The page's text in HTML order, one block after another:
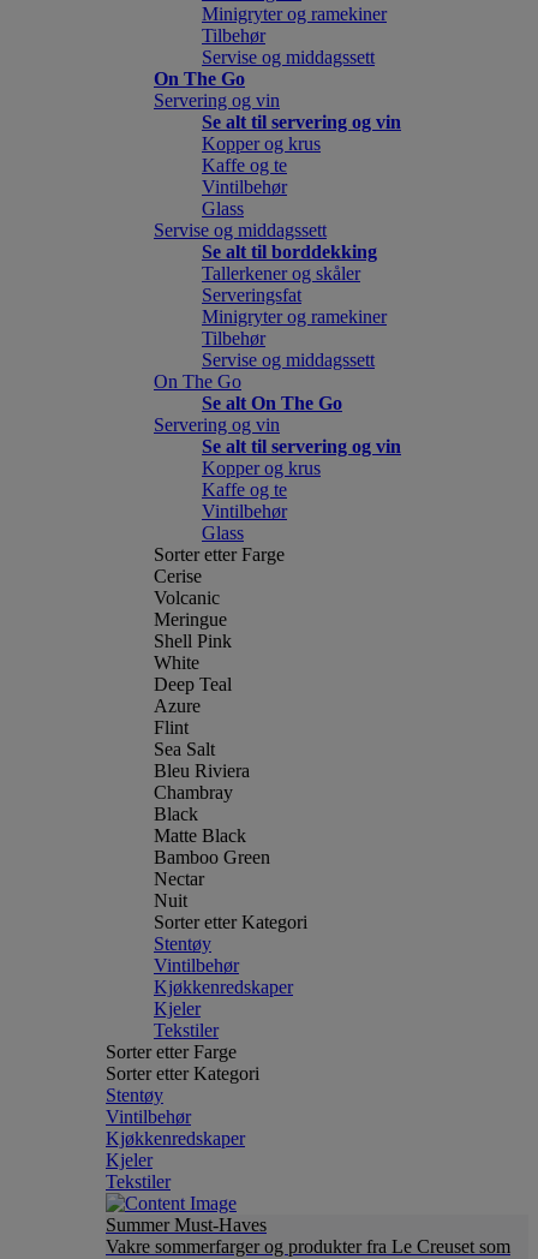
Minigryter og ramekiner
Tilbehør
Servise og middagssett
On The Go
Servering og vin
Se alt til servering og vin
Kopper og krus
Kaffe og te
Vintilbehør
Glass
Servise og middagssett
Se alt til borddekking
Tallerkener og skåler
Serveringsfat
Minigryter og ramekiner
Tilbehør
Servise og middagssett
On The Go
Se alt On The Go
Servering og vin
Se alt til servering og vin
Kopper og krus
Kaffe og te
Vintilbehør
Glass
Sorter etter Farge
Cerise
Volcanic
Meringue
Shell Pink
White
Deep Teal
Azure
Flint
Sea Salt
Bleu Riviera
Chambray
Black
Matte Black
Bamboo Green
Nectar
Nuit
Sorter etter Kategori
Stentøy
Vintilbehør
Kjøkkenredskaper
Kjeler
Tekstiler
Sorter etter Farge
Sorter etter Kategori
Stentøy
Vintilbehør
Kjøkkenredskaper
Kjeler
Tekstiler
Summer Must-Haves
Vakre sommerfarger og produkter fra Le Creuset som